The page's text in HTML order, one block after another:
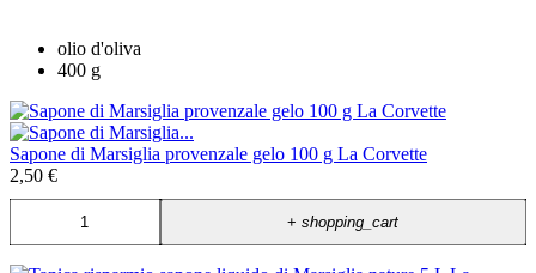
olio d'oliva
400 g
Sapone di Marsiglia provenzale gelo 100 g La Corvette
2,50 €
+shopping_cart